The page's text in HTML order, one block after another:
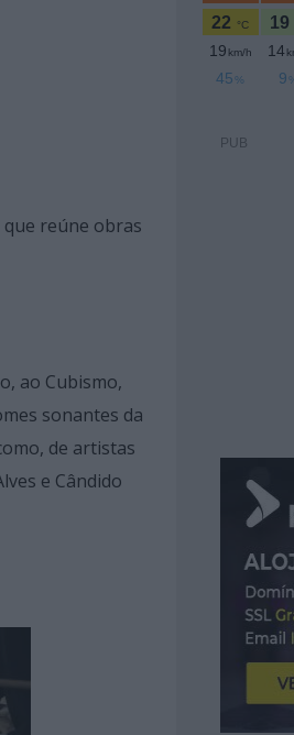
que reúne obras
ao Cubismo,
sonantes da
de artistas
e Cândido
PUB